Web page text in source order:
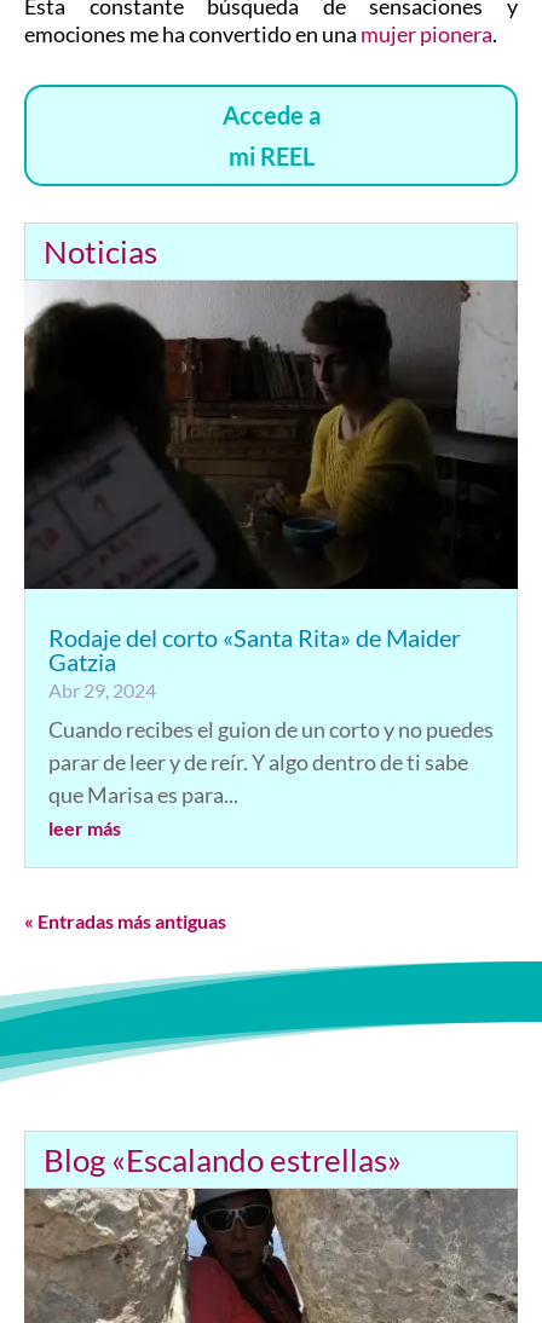
Esta constante búsqueda de sensaciones y
emociones me ha convertido en una mujer pionera.
Accede a
mi REEL
Noticias
Rodaje del corto «Santa Rita» de Maider
Gatzia
Abr 29, 2024
Cuando recibes el guion de un corto y no puedes
parar de leer y de reír. Y algo dentro de ti sabe
que Marisa es para...
leer más
« Entradas más antiguas
Blog «Escalando estrellas»